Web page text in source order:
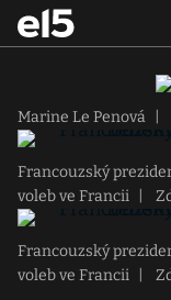
Marine Le Penová
Francouzský
voleb ve Francii
Francouzský
voleb ve Francii